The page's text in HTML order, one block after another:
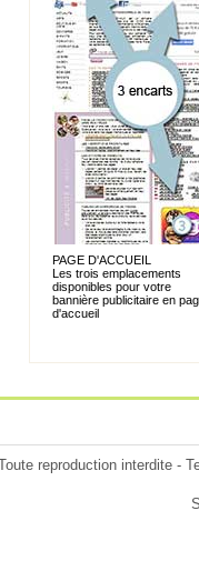
PAGE D'ACCUEIL
Les trois emplacements
disponibles pour votre
bannière publicitaire en
d'accueil
reproduction interdite -